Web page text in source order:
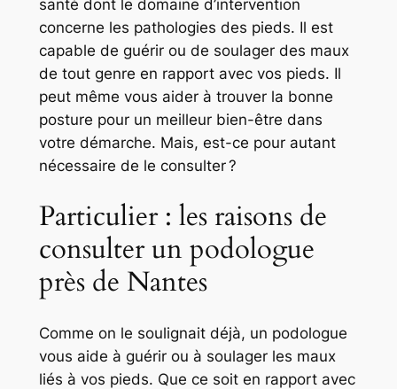
santé dont le domaine d’intervention
concerne les pathologies des pieds. Il est
capable de guérir ou de soulager des maux
de tout genre en rapport avec vos pieds. Il
peut même vous aider à trouver la bonne
posture pour un meilleur bien-être dans
votre démarche. Mais, est-ce pour autant
nécessaire de le consulter ?
Particulier : les raisons de
consulter un podologue
près de Nantes
Comme on le soulignait déjà, un podologue
vous aide à guérir ou à soulager les maux
liés à vos pieds. Que ce soit en rapport avec